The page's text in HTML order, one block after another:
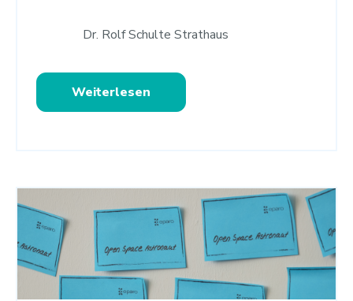
Dr. Rolf Schulte Strathaus
Weiterlesen